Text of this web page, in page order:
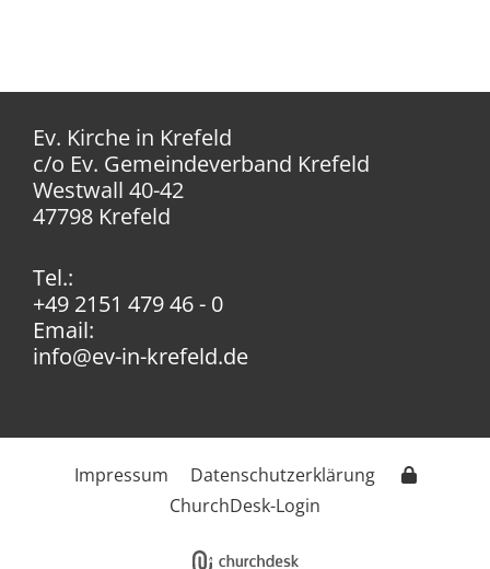
Ev. Kirche in Krefeld
c/o Ev. Gemeindeverband Krefeld
Westwall 40-42
47798 Krefeld
Tel.:
+49 2151 479 46 - 0
Email:
info@ev-in-krefeld.de
Impressum
Datenschutzerklärung
ChurchDesk-Login